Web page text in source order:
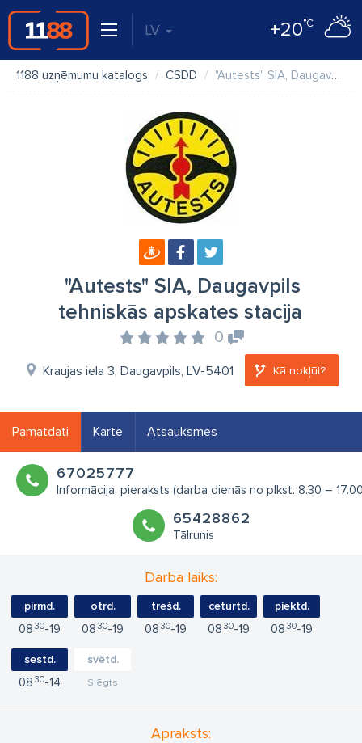
LV +20°C
1188 uzņēmumu katalogs CSDD "Autests" SIA, Daugavpils tehniskās apskates stacija
"Autests" SIA, Daugavpils
tehniskās apskates stacija
0
Kraujas iela 3, Daugavpils, LV-5401 Kā nokļūt?
Pamatdati Karte Atsauksmes
67025777
Informācija, pieraksts (darba dienās no plkst. 8.30 –
65428862
Tālrunis
Darba laiks:
pirmd.
08 30 19
otrd.
08 30 19
trešd.
08 30 19
ceturtd.
08 30 19
piektd.
08 30 19
sestd.
08 30 14
svētd.
Slēgts
Apraksts: